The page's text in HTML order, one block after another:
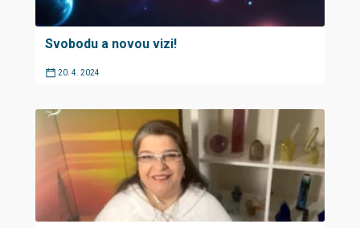
Svobodu a novou vizi!
20. 4. 2024